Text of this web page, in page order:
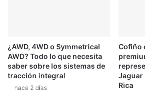
¿AWD, 4WD o Symmetrical
AWD? Todo lo que necesita
saber sobre los sistemas de
tracción integral
hace 2 días
Cofiño
Jaguar
Rica